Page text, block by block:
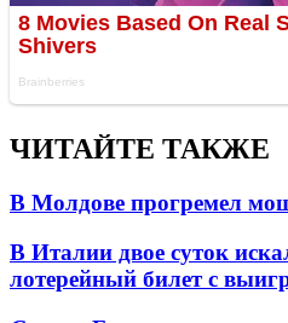
ЧИТАЙТЕ ТАКЖЕ
В Молдове прогремел
В Италии двое суток
лотерейный билет с